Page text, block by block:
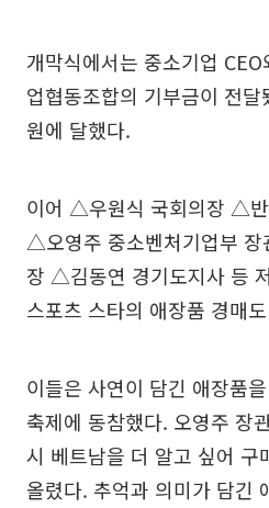
개막식에서는 중소기업
업협동조합의 기부금이 전
원에 달했다.
이어 △우원식 국회의장 △
△오영주 중소벤처기업부
장 △김동연 경기도지사 등
스포츠 스타의 애장품 경매
이들은 사연이 담긴 애장품
축제에 동참했다. 오영주 장
시 베트남을 더 알고 싶어 구
올렸다. 추억과 의미가 담긴